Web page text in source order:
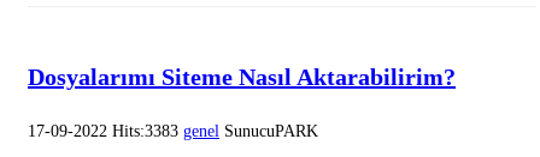
Dosyalarımı Siteme Nasıl Aktarabilirim?
17-09-2022 Hits:3383 genel SunucuPARK